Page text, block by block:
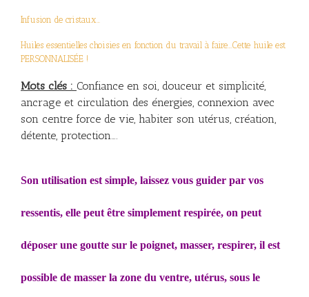
Infusion de cristaux…
Huiles essentielles choisies en fonction du travail à faire….Cette huile est
PERSONNALISÉE !
Mots clés : Confiance en soi, douceur et simplicité,
ancrage et circulation des énergies, connexion avec
son centre force de vie, habiter son utérus, création,
détente, protection….
Son utilisation est simple, laissez vous guider par vos
ressentis, elle peut être simplement respirée, on peut
déposer une goutte sur le poignet, masser, respirer, il est
possible de masser la zone du ventre, utérus, sous le